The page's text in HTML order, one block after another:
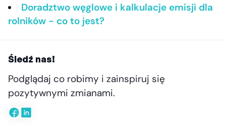
Doradztwo węglowe i kalkulacje emisji dla
rolników - co to jest?
Śledź nas!
Podglądaj co robimy i zainspiruj się
pozytywnymi zmianami.